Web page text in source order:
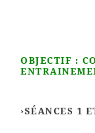
OBJECTIF :
›SÉANCES 1